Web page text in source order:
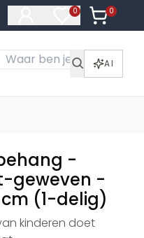
0
Artikelen in
0
Artikelen
AI
-
geweven -
(1-delig)
kinderen doet